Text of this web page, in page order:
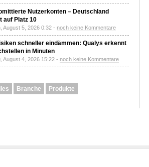
Nutzerkonten – Deutschland
auf Platz 10
August 5, 2026 0:32 - noch keine Kommentare
schneller eindämmen: Qualys erkennt
in Minuten
August 4, 2026 15:22 - noch keine Kommentare
Branche Produkte